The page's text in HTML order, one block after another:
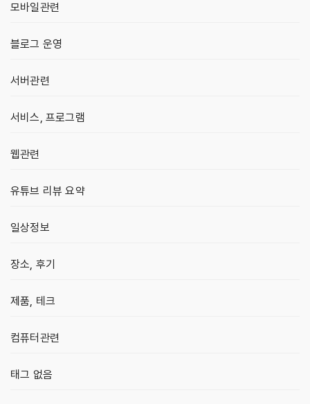
모바일관련
블로그 운영
서버관련
서비스, 프로그램
웹관련
유튜브 리뷰 요약
일상정보
장소, 후기
제품, 테크
컴퓨터관련
태그 없음